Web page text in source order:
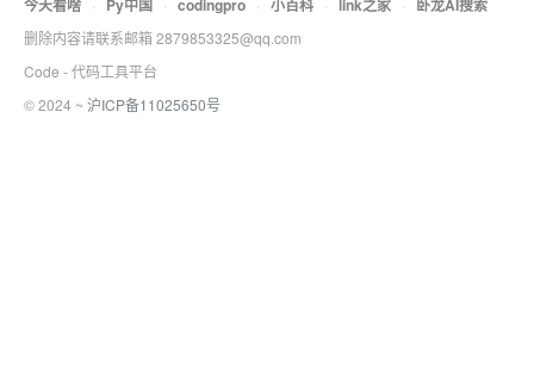
今天看啥 · Py中国 · codingpro · 小百科 · link之家 · 卧龙AI搜索
删除内容请联系邮箱 2879853325@qq.com
Code - 代码工具平台
© 2024 ~ 沪ICP备11025650号